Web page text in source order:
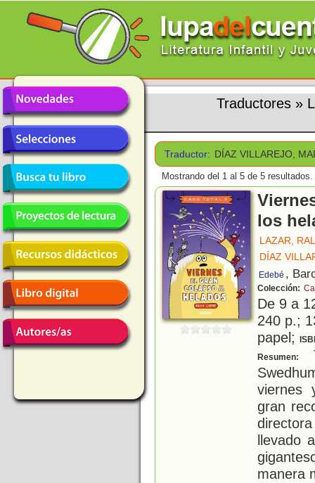
Traductores »
Traductor: DÍAZ VILLAREJO,
Mostrando del 1 al 5 de 5 resultados.
los
LAZAR,
DÍAZ
Edebé ,
Colección:
De 9 a
240 p.;
papel;
Resumen:
viernes
gran
llevado
manera